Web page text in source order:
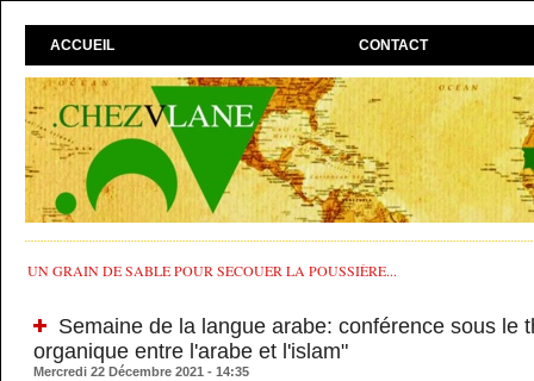
ACCUEIL CONTACT
UN GRAIN DE SABLE POUR SECOUER LA POUSSIÈRE...
Semaine de la langue arabe: conférence sous le
organique entre l'arabe et l'islam"
Mercredi 22 Décembre 2021 - 14:35